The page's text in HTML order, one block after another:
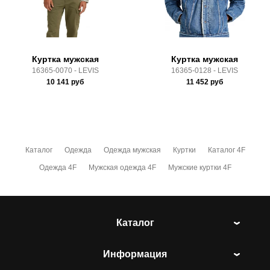
Здесь вы можете более детально ознакомиться с
условиями
оплаты
Куртка мужская
16365-0070 - LEVIS
10 141 руб
Куртка мужская
16365-0128 - LEVIS
11 452 руб
Каталог Одежда Одежда мужская Куртки Каталог 4F
Одежда 4F Мужская одежда 4F Мужские куртки 4F
Каталог
Информация